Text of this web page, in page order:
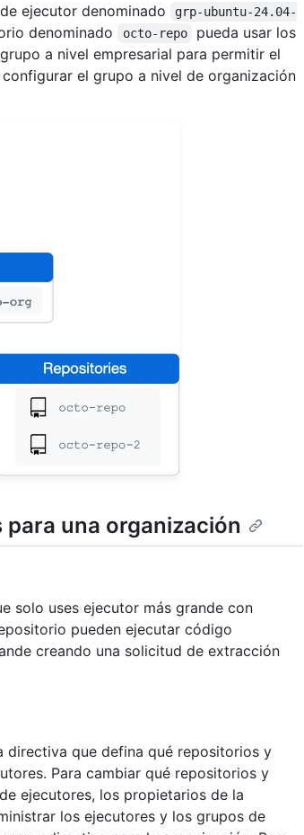
ejecutor denominado
grp-ubuntu-24.04-
denominado octo-repo
pueda usar los
a nivel empresarial para permitir el
configurar el grupo a nivel de organización
una organización
solo uses ejecutor más grande con
pueden ejecutar código
creando una solicitud de extracción
directiva que defina qué repositorios y
Para cambiar qué repositorios y
ejecutores, los propietarios de la
los ejecutores y los grupos de